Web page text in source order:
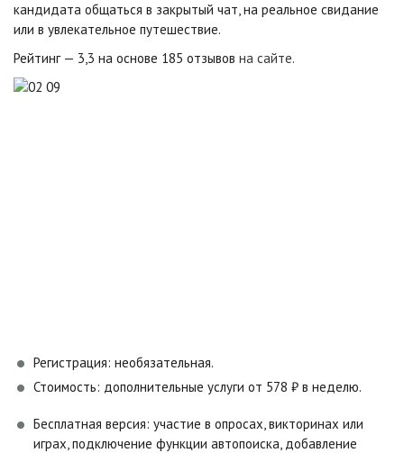
кандидата общаться в закрытый чат, на реальное свидание
или в увлекательное путешествие.
Рейтинг — 3,3 на основе 185 отзывов на сайте.
Регистрация: необязательная.
Стоимость: дополнительные услуги от 578 ₽ в неделю.
Бесплатная версия: участие в опросах, викторинах или
играх, подключение функции автопоиска, добавление